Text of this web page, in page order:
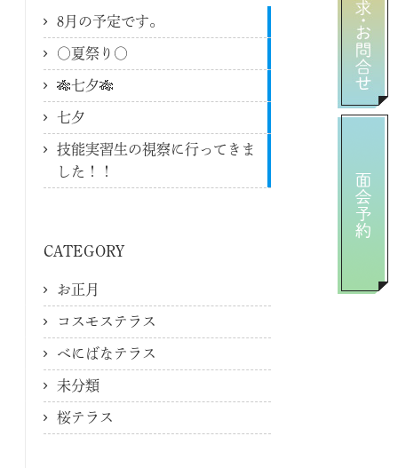
8月の予定です。
〇夏祭り〇
🎋七夕🎋
七夕
技能実習生の視察に行ってきま
した！！
CATEGORY
お正月
コスモステラス
べにばなテラス
未分類
桜テラス